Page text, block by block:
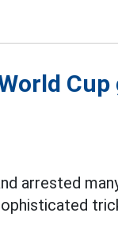
arrested